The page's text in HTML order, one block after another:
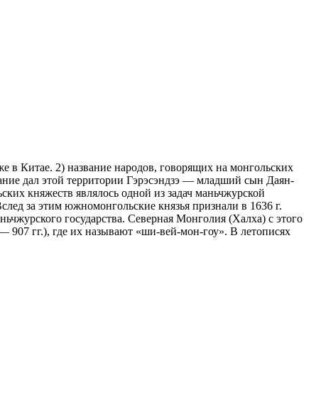
Китае. 2) название народов, говорящих на монгольских
дал этой территории Гэрэсэндзэ — младший сын Даян-
княжеств являлось одной из задач маньчжурской
за этим южномонгольские князья признали в 1636 г.
государства. Северная Монголия (Халха) с этого
907 гг.), где их называют «ши-вей-мон-гоу». В летописях